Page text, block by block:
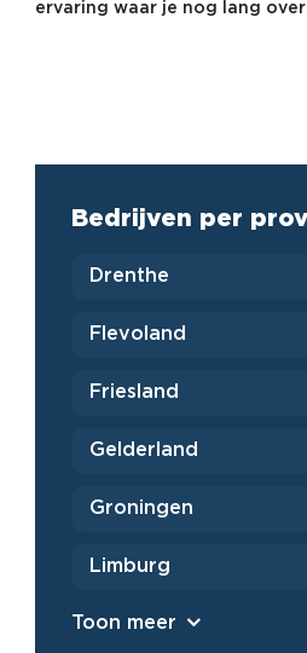
ervaring waar je nog lang
Bedrijven per
Drenthe
Flevoland
Friesland
Gelderland
Groningen
Limburg
Toon meer